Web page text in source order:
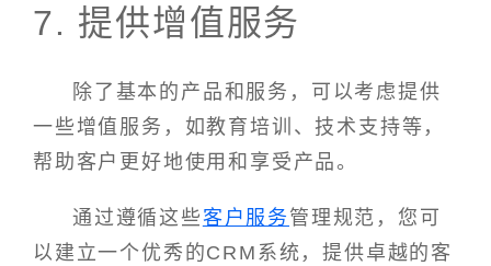
7. 提供增值服务
除了基本的产品和服务，可以考虑提供
一些增值服务，如教育培训、技术支持等，
帮助客户更好地使用和享受产品。
通过遵循这些客户服务 管理规范，您可
以建立一个优秀的CRM系统，提供卓越的客